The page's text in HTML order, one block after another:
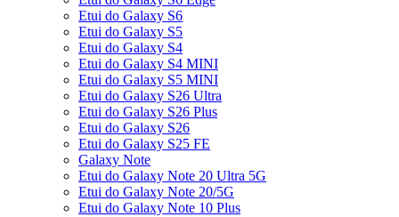
Etui do Galaxy S6
Etui do Galaxy S5
Etui do Galaxy S4
Etui do Galaxy S4 MINI
Etui do Galaxy S5 MINI
Etui do Galaxy S26 Ultra
Etui do Galaxy S26 Plus
Etui do Galaxy S26
Etui do Galaxy S25 FE
Galaxy Note
Etui do Galaxy Note 20 Ultra 5G
Etui do Galaxy Note 20/5G
Etui do Galaxy Note 10 Plus